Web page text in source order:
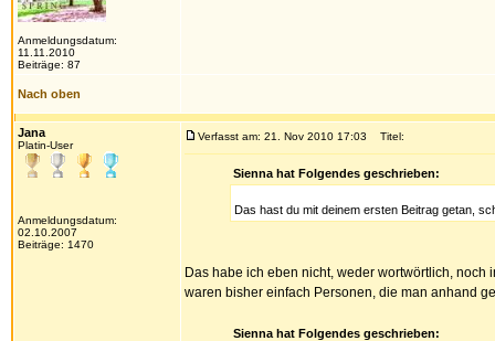
Anmeldungsdatum:
11.11.2010
Beiträge: 87
Nach oben
Jana
Platin-User
Anmeldungsdatum:
02.10.2007
Beiträge: 1470
Verfasst am: 21. Nov 2010 17:03 Titel:
Sienna hat Folgendes geschrieben:
Das hast du mit deinem ersten Beitrag getan,
Das habe ich eben nicht, weder wortwörtlich,
waren bisher einfach Personen, die man anhand
Sienna hat Folgendes geschrieben: